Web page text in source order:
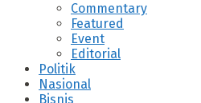
Commentary
Featured
Event
Editorial
Politik
Nasional
Bisnis